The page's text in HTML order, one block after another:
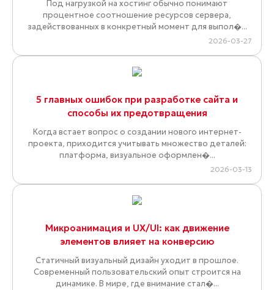
Под нагрузкой на хостинг обычно понимают
процентное соотношение ресурсов сервера,
задействованных в конкретный момент для выпол�...
2026-03-27
5 главных ошибок при разработке сайта и
способы их предотвращения
Когда встает вопрос о создании нового интернет-
проекта, приходится учитывать множество деталей:
платформа, визуальное оформлен�...
2026-03-13
Микроанимация и UX/UI: как движение
элементов влияет на конверсию
Статичный визуальный дизайн уходит в прошлое.
Современный пользовательский опыт строится на
динамике. В мире, где внимание стал�...